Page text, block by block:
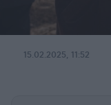
15.02.2025, 11:52